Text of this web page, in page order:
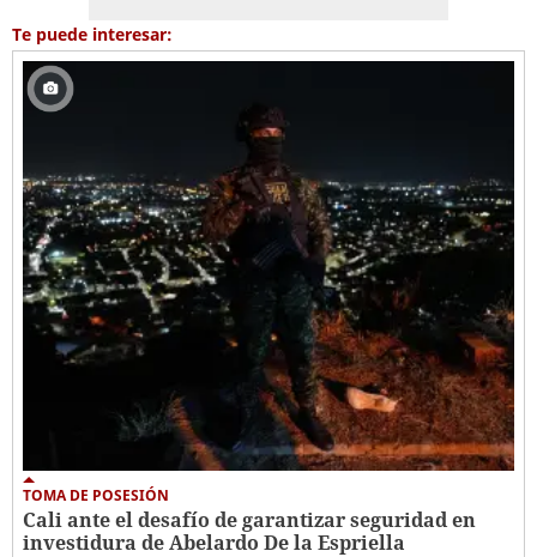
Te puede interesar:
TOMA DE POSESIÓN
Cali ante el desafío de garantizar seguridad en
investidura de Abelardo De la Espriella